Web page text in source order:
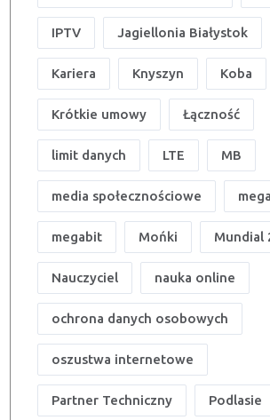
IPTV Jagiellonia Białystok
Kariera Knyszyn Koba
Krótkie umowy Łączność
limit danych LTE MB
media społecznościowe
megabit Mońki Mundial
Nauczyciel nauka online
ochrona danych osobowych
oszustwa internetowe
Partner Techniczny Podlasie